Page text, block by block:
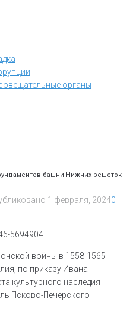
органы
башни Нижних решеток
1 февраля, 20240
войны в 1558-1565
по приказу Ивана
культурного наследия
Псково-Печерского